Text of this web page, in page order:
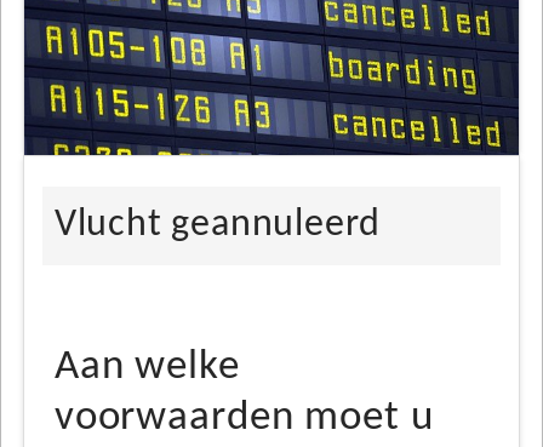
Vlucht geannuleerd
Aan welke
voorwaarden moet u